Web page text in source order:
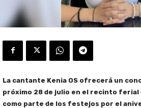
La cantante Kenia OS ofrecerá un
próximo 28 de julio en el recinto ferial
como parte de los festejos por el